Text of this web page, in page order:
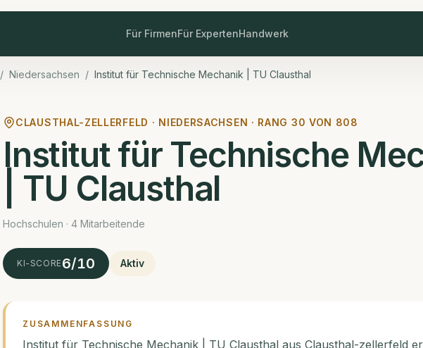
Für FirmenFür ExpertenHandwerk
/ Niedersachsen / Institut für Technische Mechanik | TU Clausthal
CLAUSTHAL-ZELLERFELD · NIEDERSACHSEN · RANG 30 VON 808
Institut für Technische
| TU Clausthal
Hochschulen · 4 Mitarbeitende
KI-SCORE6/10 Aktiv
ZUSAMMENFASSUNG
Institut für Technische Mechanik | TU Clausthal aus Clausthal-zellerfeld